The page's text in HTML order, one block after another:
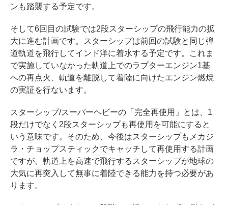
ンも踏襲する予定です。
そして6回目の試験では2段スターシップの飛行能力の拡
大に進む計画です。スターシップは前回の試験と同じ弾
道軌道を飛行してインド洋に着水する予定です。これま
で実施していなかった軌道上でのラプターエンジン1基
への再点火、軌道を離脱して着陸に向けたエンジン燃焼
の実証を行ないます。
スターシップ/スーパーヘビーの「完全再使用」とは、1
段だけでなく2段スターシップも再使用を可能にすると
いう意味です。そのため、今後はスターシップもメカジ
ラ・チョップスティックでキャッチして再使用する計画
ですが、軌道上を高速で飛行するスターシップが地球の
大気に再突入して無事に着陸できる能力を持つ必要があ
ります。